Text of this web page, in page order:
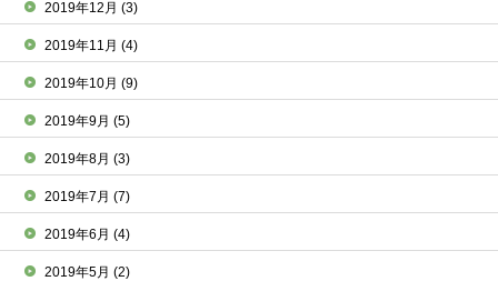
2019年12月(3)
2019年11月(4)
2019年10月(9)
2019年9月(5)
2019年8月(3)
2019年7月(7)
2019年6月(4)
2019年5月(2)